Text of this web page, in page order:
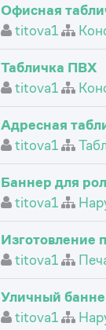
Офисная
titova1
Табличка ПВХ
titova1
Адресная
titova1
Баннер для
titova1
Изготовление
titova1
Уличный
titova1